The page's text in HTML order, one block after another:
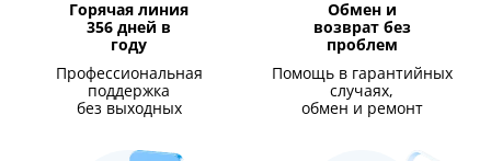
Горячая линия
356 дней в
году
Профессиональная
поддержка
без выходных
Обмен и
возврат без
проблем
Помощь в гарантийных
случаях,
обмен и ремонт